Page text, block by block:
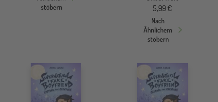
stöbern
5,99 €
Nach
Ähnlichem
stöbern